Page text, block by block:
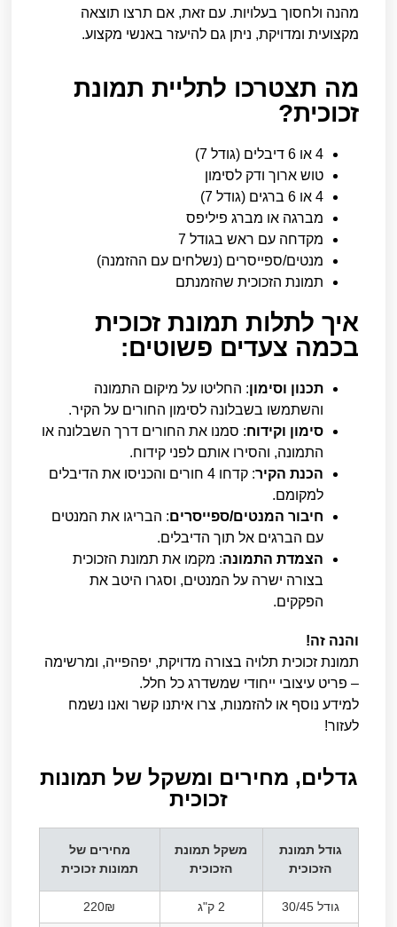
מהנה ולחסוך בעלויות. עם זאת, אם תרצו תוצאה
מקצועית ומדויקת, ניתן גם להיעזר באנשי מקצוע.
מה תצטרכו לתליית תמונת
זכוכית?
4 או 6 דיבלים (גודל 7)
טוש ארוך ודק לסימון
4 או 6 ברגים (גודל 7)
מברגה או מברג פיליפס
מקדחה עם ראש בגודל 7
מנטים/ספייסרים (נשלחים עם ההזמנה)
תמונת הזכוכית שהזמנתם
איך לתלות תמונת זכוכית
בכמה צעדים פשוטים:
תכנון וסימון: החליטו על מיקום התמונה
והשתמשו בשבלונה לסימון החורים על הקיר.
סימון וקידוח: סמנו את החורים דרך השבלונה או
התמונה, והסירו אותם לפני קידוח.
הכנת הקיר
: קדחו 4 חורים והכניסו את הדיבלים
למקומם.
חיבור המנטים/ספייסרים: הבריגו את המנטים
עם הברגים אל תוך הדיבלים.
הצמדת התמונה: מקמו את תמונת הזכוכית
בצורה ישרה על המנטים, וסגרו היטב את
הפקקים.
והנה זה!
תמונת זכוכית תלויה בצורה מדויקת, יפהפייה, ומרשימה
– פריט עיצובי ייחודי שמשדרג כל חלל.
למידע נוסף או להזמנות, צרו איתנו קשר ואנו נשמח
לעזור!
גדלים, מחירים ומשקל של תמונות
זכוכית​
גודל תמונת
הזכוכית
משקל תמונת
הזכוכית
מחירים של
תמונות זכוכית
גודל 30/45 2 ק"ג 220₪